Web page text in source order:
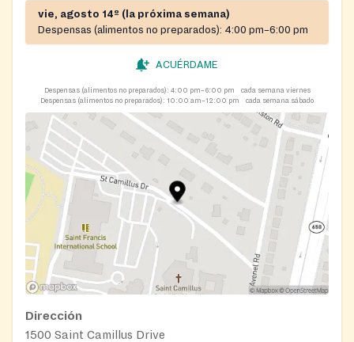
vie, agosto 14º (la próxima semana)
Despensas (alimentos no preparados): 4:00 pm–6:00 pm
ACUÉRDAME
Despensas (alimentos no preparados): 4:00 pm–6:00 pm
cada semana viernes
Despensas (alimentos no preparados): 10:00 am–12:00 pm cada semana sábado
Dirección
1500 Saint Camillus Drive